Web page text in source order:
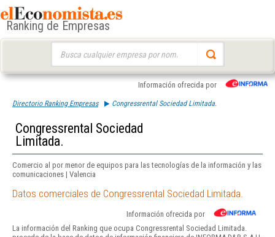
Ranking de Empresas
Información ofrecida por
Directorio Ranking Empresas Congressrental Sociedad Limitada.
Congressrental Sociedad
Limitada.
Comercio al por menor de equipos para las tecnologías de la información y las
comunicaciones | Valencia
Datos comerciales de Congressrental Sociedad Limitada.
Información ofrecida por
La información del Ranking que ocupa Congressrental Sociedad Limitada.